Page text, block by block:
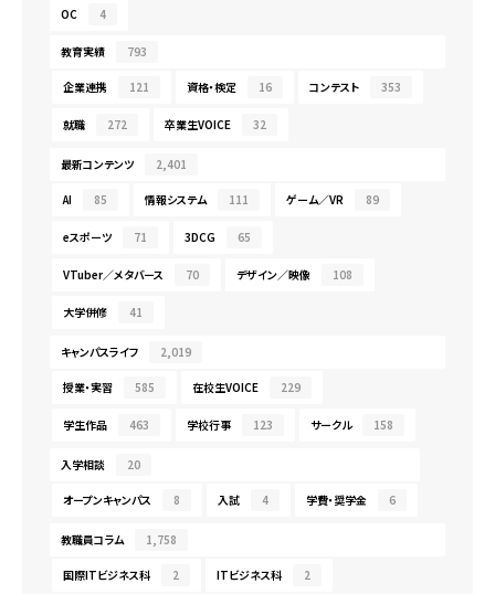
OC 4
教育実績 793
企業連携 121 資格・検定 16 コンテスト 353
就職 272 卒業生VOICE 32
最新コンテンツ 2,401
AI 85 情報システム 111 ゲーム／VR 89
eスポーツ 71 3DCG 65
VTuber／メタバース 70 デザイン／映像 108
大学併修 41
キャンパスライフ 2,019
授業・実習 585 在校生VOICE 229
学生作品 463 学校行事 123 サークル 158
入学相談 20
オープンキャンパス 8 入試 4 学費・奨学金 6
教職員コラム 1,758
国際ITビジネス科 2 ITビジネス科 2